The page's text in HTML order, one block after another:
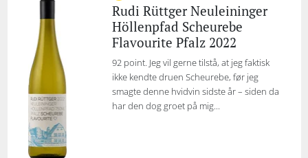
Rudi Rüttger Neuleininger
Höllenpfad Scheurebe
Flavourite Pfalz 2022
92 point. Jeg vil gerne tilstå, at jeg faktisk
ikke kendte druen Scheurebe, før jeg
smagte denne hvidvin sidste år – siden da
har den dog groet på mig...